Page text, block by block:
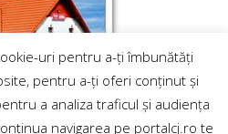
uri pentru a-ți îmbunătăți
pentru a-ți oferi conținut și
a analiza traficul și audiența
navigarea pe portalcj.ro te